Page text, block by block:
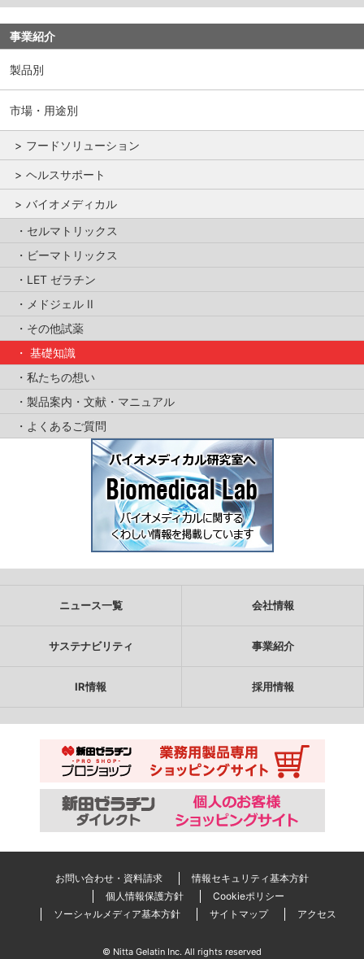
事業紹介
製品別
市場・用途別
フードソリューション
ヘルスサポート
バイオメディカル
セルマトリックス
ビーマトリックス
LET ゼラチン
メドジェル II
その他試薬
基礎知識
私たちの想い
製品案内・文献・マニュアル
よくあるご質問
ニュース一覧 会社情報
サステナビリティ 事業紹介
IR情報 採用情報
お問い合わせ・資料請求
情報セキュリティ基本方針
個人情報保護方針
Cookieポリシー
ソーシャルメディア基本方針
サイトマップ アクセス
© Nitta Gelatin Inc. All rights reserved